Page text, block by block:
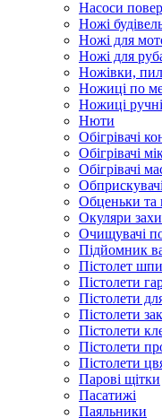
Насоси
Ножі
Ножі для
Ножі для
Ножівки,
Ножиці по
Ножиці ручні
Нюти
Обігрівачі
Обігрівачі
Обігрівачі
Обценьки та
Окуляри
Очищувачі
Підйомник
Пістолет
Пістолети
Пістолети
Пістолети
Пістолети
Пістолети
Пістолети
Парові щітки
Пасатижі
Паяльники